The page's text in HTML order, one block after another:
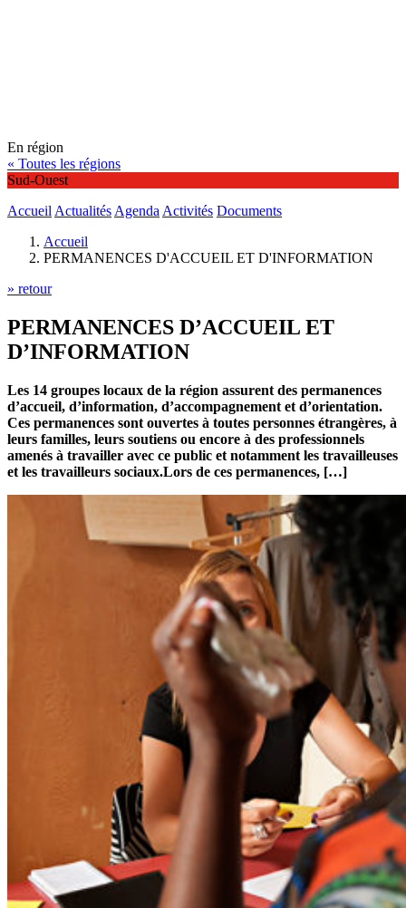
En région
« Toutes les régions
Sud-Ouest
Accueil Actualités Agenda Activités Documents
Accueil
PERMANENCES D'ACCUEIL ET D'INFORMATION
» retour
PERMANENCES D’ACCUEIL ET
D’INFORMATION
Les 14 groupes locaux de la région assurent des permanences
d’accueil, d’information, d’accompagnement et d’orientation.
Ces permanences sont ouvertes à toutes personnes étrangères, à
leurs familles, leurs soutiens ou encore à des professionnels
amenés à travailler avec ce public et notamment les travailleuses
et les travailleurs sociaux.Lors de ces permanences, […]